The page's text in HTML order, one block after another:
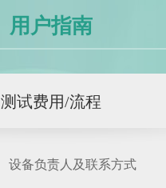
用户指南
测试费用/流程
设备负责人及联系方式